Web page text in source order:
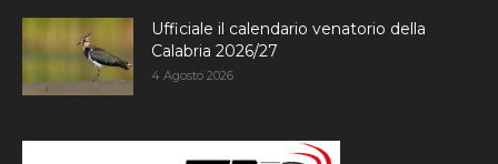
Ufficiale il calendario venatorio della
Calabria 2026/27
4 Agosto 2026